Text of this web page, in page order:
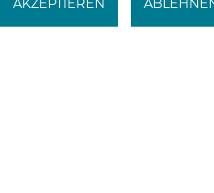
AKZEPTIEREN